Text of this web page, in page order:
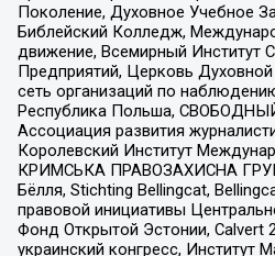
Поколение, Духовное Учебное
Библейский Колледж,
движение, Всемирный Институт
Предприятий, Церковь
сеть организаций по
Республика Польша,
Ассоциация развития
Королевский Институт
КРИМСЬКА ПРАВОЗАХИСНА
Бёлля, Stichting Bellingcat,
правовой инициативы
Фонд Открытой Эстонии, Calvert
украинский конгресс, Институт